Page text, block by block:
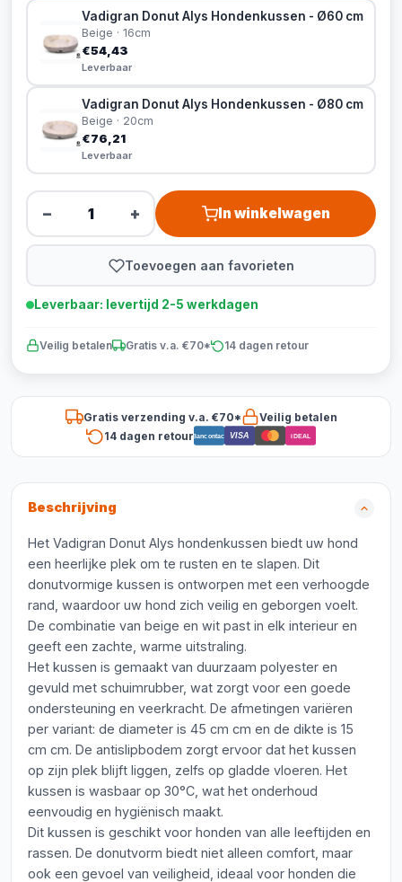
Vadigran Donut Alys Hondenkussen - Ø60 cm
Beige · 16cm
€54,43
Leverbaar
Vadigran Donut Alys Hondenkussen - Ø80 cm
Beige · 20cm
€76,21
Leverbaar
− + In winkelwagen
Toevoegen aan favorieten
Leverbaar: levertijd 2-5 werkdagen
Veilig betalen Gratis v.a. €70* 14 dagen retour
Gratis verzending v.a. €70*
Veilig betalen
14 dagen retourBancontact VISA iDEAL
Beschrijving
Het Vadigran Donut Alys hondenkussen biedt uw hond
een heerlijke plek om te rusten en te slapen. Dit
donutvormige kussen is ontworpen met een verhoogde
rand, waardoor uw hond zich veilig en geborgen voelt.
De combinatie van beige en wit past in elk interieur en
geeft een zachte, warme uitstraling.
Het kussen is gemaakt van duurzaam polyester en
gevuld met schuimrubber, wat zorgt voor een goede
ondersteuning en veerkracht. De afmetingen variëren
per variant: de diameter is 45 cm cm en de dikte is 15
cm cm. De antislipbodem zorgt ervoor dat het kussen
op zijn plek blijft liggen, zelfs op gladde vloeren. Het
kussen is wasbaar op 30°C, wat het onderhoud
eenvoudig en hygiënisch maakt.
Dit kussen is geschikt voor honden van alle leeftijden en
rassen. De donutvorm biedt niet alleen comfort, maar
ook een gevoel van veiligheid, ideaal voor honden die